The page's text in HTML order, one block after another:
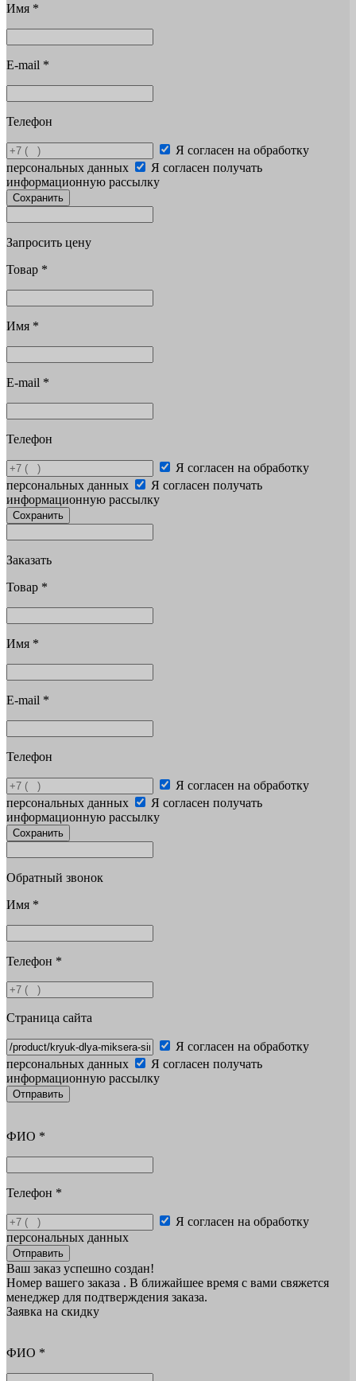
Имя *
E-mail *
Телефон
Я согласен на обработку
персональных данных
Я согласен получать
информационную рассылку
Сохранить
Запросить цену
Товар *
Имя *
E-mail *
Телефон
Я согласен на обработку
персональных данных
Я согласен получать
информационную рассылку
Сохранить
Заказать
Товар *
Имя *
E-mail *
Телефон
Я согласен на обработку
персональных данных
Я согласен получать
информационную рассылку
Сохранить
Обратный звонок
Имя *
Телефон *
Страница сайта
Я согласен на обработку
персональных данных
Я согласен получать
информационную рассылку
Отправить
ФИО *
Телефон *
Я согласен на обработку
персональных данных
Отправить
Ваш заказ успешно создан!
Номер вашего заказа . В ближайшее время с вами свяжется
менеджер для подтверждения заказа.
Заявка на скидку
ФИО *